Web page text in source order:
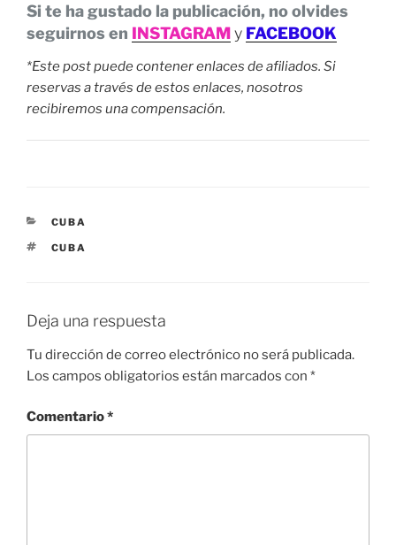
Si te ha gustado la publicación, no olvides
seguirnos en INSTAGRAMy FACEBOOK
*Este post puede contener enlaces de afiliados. Si
reservas a través de estos enlaces, nosotros
recibiremos una compensación.
CATEGORÍAS
CUBA
ETIQUETAS
CUBA
Deja una respuesta
Tu dirección de correo electrónico no será publicada.
Los campos obligatorios están marcados con *
Comentario*